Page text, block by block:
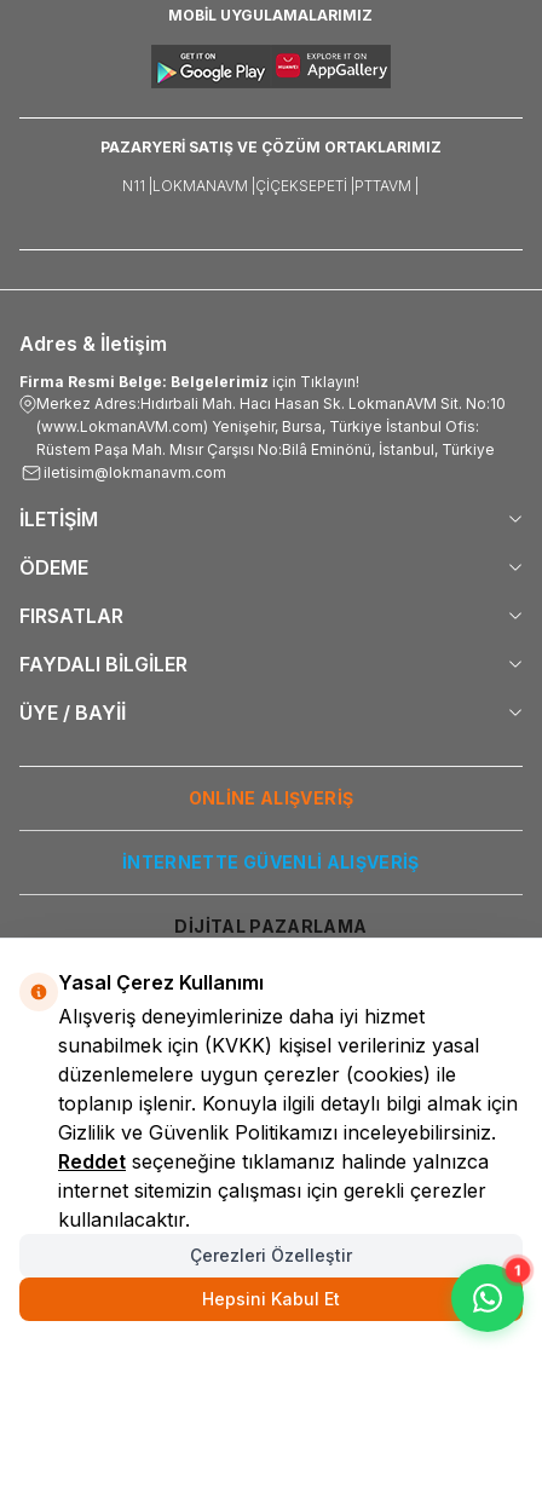
1
MOBİL UYGULAMALARIMIZ
PAZARYERİ SATIŞ VE ÇÖZÜM ORTAKLARIMIZ
N11 | LOKMANAVM | ÇIÇEKSEPETI | PTTAVM |
Adres & İletişim
Firma Resmi Belge: Belgelerimiz için Tıklayın!
Merkez Adres:Hıdırbali Mah. Hacı Hasan Sk. LokmanAVM Sit. No:10
(www.LokmanAVM.com) Yenişehir, Bursa, Türkiye İstanbul Ofis:
Rüstem Paşa Mah. Mısır Çarşısı No:Bilâ Eminönü, İstanbul, Türkiye
iletisim@lokmanavm.com
İLETİŞİM
ÖDEME
FIRSATLAR
FAYDALI BİLGİLER
ÜYE / BAYİİ
ONLİNE ALIŞVERİŞ
İNTERNETTE GÜVENLİ ALIŞVERİŞ
DİJİTAL PAZARLAMA
LokmanAVM
Yasal Çerez Kullanımı
Alışveriş deneyimlerinize daha iyi hizmet
sunabilmek için (KVKK) kişisel verileriniz yasal
düzenlemelere uygun çerezler (cookies) ile
toplanıp işlenir. Konuyla ilgili detaylı bilgi almak için
Gizlilik ve Güvenlik Politikamızı inceleyebilirsiniz.
Reddet seçeneğine tıklamanız halinde yalnızca
internet sitemizin çalışması için gerekli çerezler
kullanılacaktır.
Çerezleri Özelleştir
Hepsini Kabul Et